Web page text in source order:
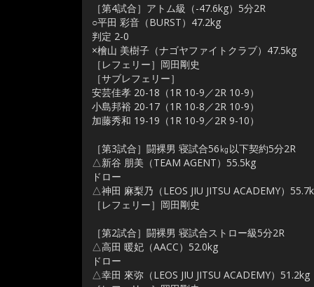
［第4試合］アトム級（-47.6kg）5分2R
○平田 彩音（BURST）47.2kg
判定 2-0
×檜山 美樹子（ナゴヤファイトクラブ）47.5kg
［レフェリー］岡田剛史
［サブレフェリー］
安芸佳孝 20-18（1R 10-9／2R 10-9）
小島邦裕 20-17（1R 10-8／2R 10-9）
加藤秀和 19-19（1R 10-9／2R 9-10）
［第3試合］闘裸男 寝試合56㎏以下契約5分2R
△新谷 朋美（TEAM AGENT）55.5kg
ドロー
△神田 麻梨乃（LEOS JIU JITSU ACADEMY）
［レフェリー］岡田剛史
［第2試合］闘裸男 寝試合ストロー級5分2R
△高田 暖妃（AACC）52.0kg
ドロー
△幸田 來弥（LEOS JIU JITSU ACADEMY）51.2kg